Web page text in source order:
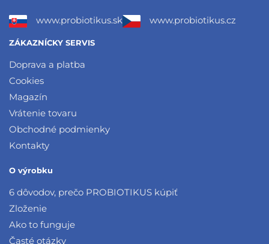
www.probiotikus.sk www.probiotikus.cz
ZÁKAZNÍCKY SERVIS
Doprava a platba
Cookies
Magazín
Vrátenie tovaru
Obchodné podmienky
Kontakty
O výrobku
6 dôvodov, prečo PROBIOTIKUS kúpiť
Zloženie
Ako to funguje
Časté otázky